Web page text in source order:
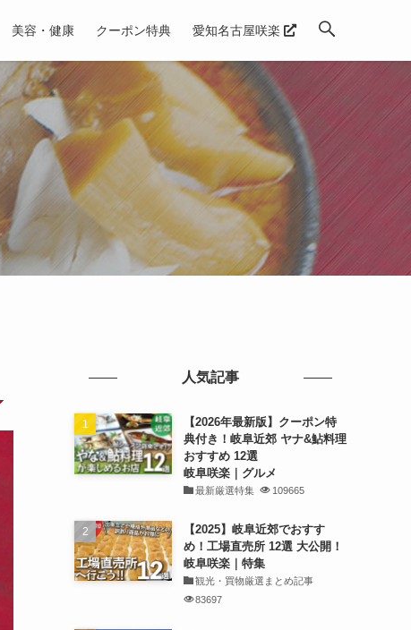
美容・健康 クーポン特典 愛知名古屋咲楽
人気記事
【2026年最新版】クーポン特
典付き！岐阜近郊 ヤナ&鮎料理
おすすめ 12選
岐阜咲楽｜グルメ
最新厳選特集 109665
【2025】岐阜近郊でおすす
め！工場直売所 12選 大公開！
岐阜咲楽｜特集
観光・買物厳選まとめ記事
83697